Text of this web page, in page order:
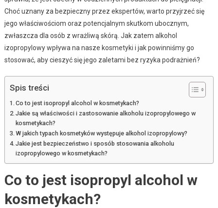
Choć uznany za bezpieczny przez ekspertów, warto przyjrzeć się
jego właściwościom oraz potencjalnym skutkom ubocznym,
zwłaszcza dla osób z wrażliwą skórą. Jak zatem alkohol
izopropylowy wpływa na nasze kosmetyki i jak powinniśmy go
stosować, aby cieszyć się jego zaletami bez ryzyka podrażnień?
Spis treści
Co to jest isopropyl alcohol w kosmetykach?
Jakie są właściwości i zastosowanie alkoholu izopropylowego w
kosmetykach?
W jakich typach kosmetyków występuje alkohol izopropylowy?
Jakie jest bezpieczeństwo i sposób stosowania alkoholu
izopropylowego w kosmetykach?
Co to jest isopropyl alcohol w
kosmetykach?